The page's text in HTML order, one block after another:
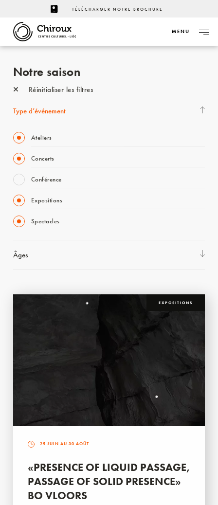
TÉLÉCHARGER NOTRE BROCHURE
CENTRE CULTUREL - LIÈGE
MENU
Notre saison
Réinitialiser les filtres
Type d’événement
Ateliers
Concerts
Conférence
Expositions
Spectacles
Âges
EXPOSITIONS
25 JUIN AU 30 AOÛT
«PRESENCE OF LIQUID PASSAGE,
PASSAGE OF SOLID PRESENCE»
BO VLOORS